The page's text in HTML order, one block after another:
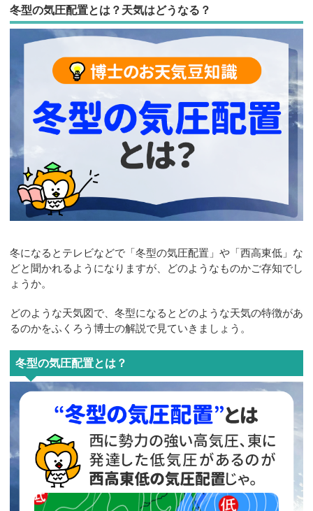
法人のみなさまへ
お問合せ
冬型の気圧配置とは？天気はどうなる？
冬になるとテレビなどで「冬型の気圧配置」や「西高東低」な
どと聞かれるようになりますが、どのようなものかご存知でし
ょうか。
どのような天気図で、冬型になるとどのような天気の特徴があ
るのかをふくろう博士の解説で見ていきましょう。
冬型の気圧配置とは？